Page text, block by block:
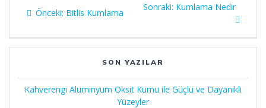
Önceki: Önceki
Bitlis Kumlama
Sonraki: Sonraki
Kumlama Nedir
SON YAZILAR
Kahverengi Aluminyum Oksit Kumu ile Güçlü ve Dayanıklı
Yüzeyler